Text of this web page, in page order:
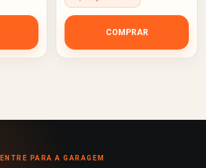
COMPRAR
ENTRE PARA A GARAGEM